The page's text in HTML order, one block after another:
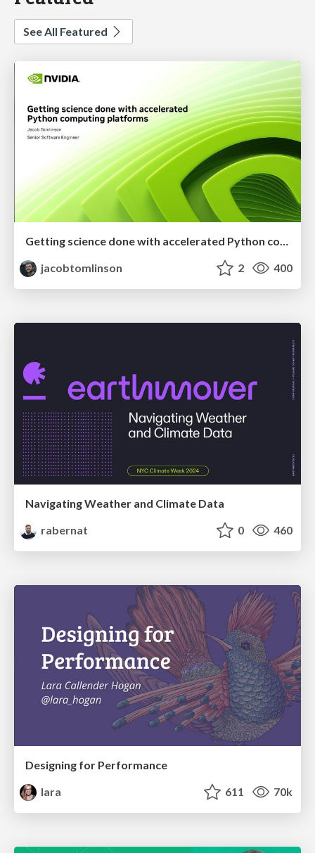
See All Featured
Getting science done with accelerated Python computing platforms
jacobtomlinson
2 400
Navigating Weather and Climate Data
rabernat
0 460
Designing for Performance
lara
611 70k